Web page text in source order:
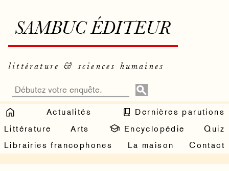
SAMBUC ÉDITEUR
littérature & sciences humaines
Actualités
Dernières parutions
Littérature
Arts Encyclopédie
Quiz
Librairies francophones
La maison Contact